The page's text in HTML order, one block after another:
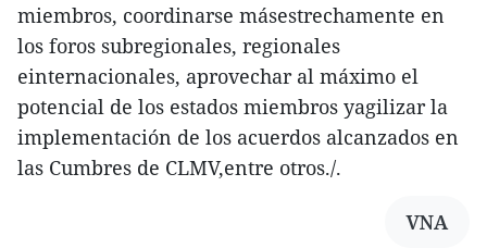
miembros, coordinarse másestrechamente en
los foros subregionales, regionales
einternacionales, aprovechar al máximo el
potencial de los estados miembros yagilizar la
implementación de los acuerdos alcanzados en
las Cumbres de CLMV,entre otros./.
VNA